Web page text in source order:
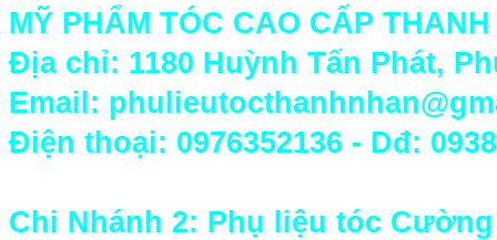
MỸ PHẨM TÓC CAO CẤP
Địa chỉ: 1180 Huỳnh Tấn Phát,
Email:
Điện thoại: 0976352136 - Dđ:
Chi Nhánh 2: Phụ liệu tóc